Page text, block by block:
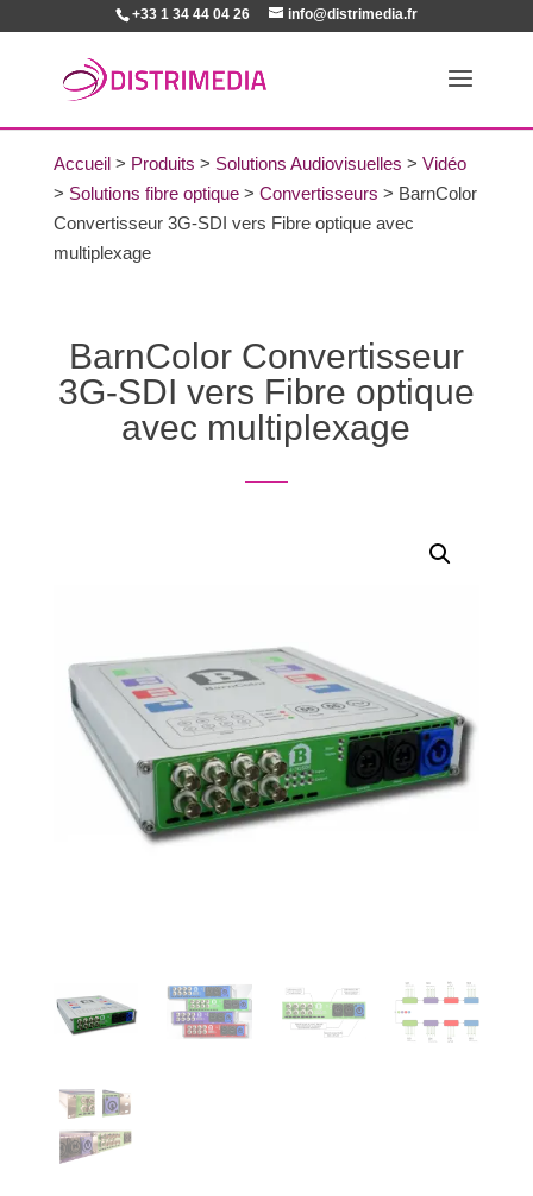
+33 1 34 44 04 26 info@distrimedia.fr
Accueil> Produits > Solutions Audiovisuelles > Vidéo
> Solutions fibre optique> Convertisseurs > BarnColor
Convertisseur 3G-SDI vers Fibre optique avec
multiplexage
BarnColor Convertisseur
3G-SDI vers Fibre optique
avec multiplexage